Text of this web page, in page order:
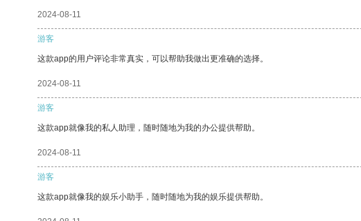
2024-08-11
游客
这款app的用户评论非常真实，可以帮助我做出更准确的选择。
2024-08-11
游客
这款app就像我的私人助理，随时随地为我的办公提供帮助。
2024-08-11
游客
这款app就像我的娱乐小助手，随时随地为我的娱乐提供帮助。